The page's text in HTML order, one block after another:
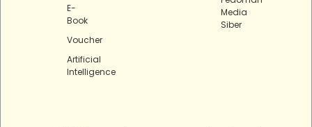
E-
Book
Voucher
Artificial
Intelligence
Media
Siber